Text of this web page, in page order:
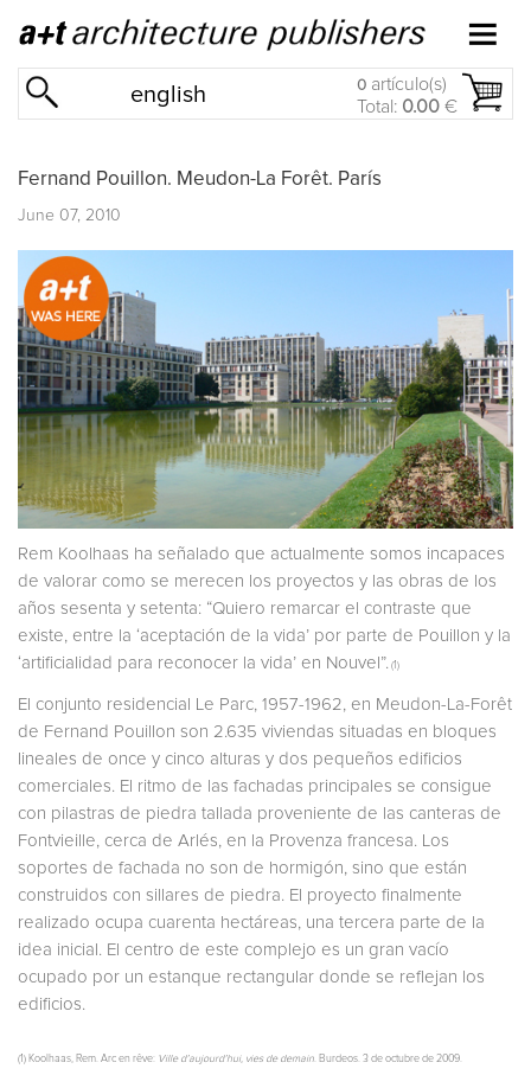
english 0 artículo(s)
Total: 0.00 €
Fernand Pouillon. Meudon-La Forêt. París
June 07, 2010
Rem Koolhaas ha señalado que actualmente somos incapaces
de valorar como se merecen los proyectos y las obras de los
años sesenta y setenta: “Quiero remarcar el contraste que
existe, entre la ‘aceptación de la vida’ por parte de Pouillon y la
‘artificialidad para reconocer la vida’ en Nouvel”. (1)
El conjunto residencial Le Parc, 1957-1962, en Meudon-La-Forêt
de Fernand Pouillon son 2.635 viviendas situadas en bloques
lineales de once y cinco alturas y dos pequeños edificios
comerciales. El ritmo de las fachadas principales se consigue
con pilastras de piedra tallada proveniente de las canteras de
Fontvieille, cerca de Arlés, en la Provenza francesa. Los
soportes de fachada no son de hormigón, sino que están
construidos con sillares de piedra. El proyecto finalmente
realizado ocupa cuarenta hectáreas, una tercera parte de la
idea inicial. El centro de este complejo es un gran vacío
ocupado por un estanque rectangular donde se reflejan los
edificios.
(1) Koolhaas, Rem. Arc en rêve: Ville d’aujourd’hui, vies de demain. Burdeos. 3 de octubre de 2009.